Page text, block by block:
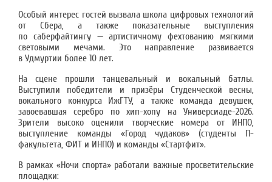
Особый интерес гостей вызвала школа цифровых технологий
от Сбера, а также показательные выступления
по саберфайтингу — артистичному фехтованию мягкими
световыми мечами. Это направление развивается
в Удмуртии более 10 лет.
На сцене прошли танцевальный и вокальный батлы.
Выступили победители и призёры Студенческой весны,
вокального конкурса ИжГТУ, а также команда девушек,
завоевавшая серебро по хип-хопу на Универсиаде-2026.
Зрители высоко оценили творческие номера от ИНПО,
выступление команды «Город чудаков» (студенты П-
факультета, ФИТ и ИНПО) и команды «Стартфит».
В рамках «Ночи спорта» работали важные просветительские
площадки: